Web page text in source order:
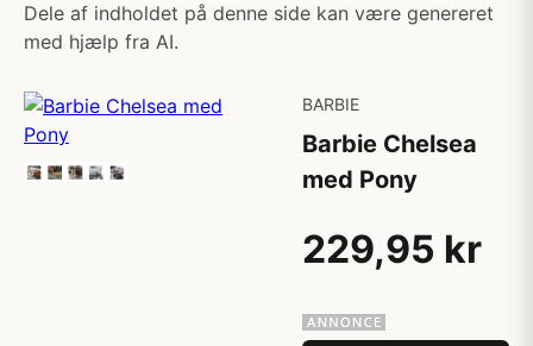
Dele af indholdet på denne side kan være genereret
med hjælp fra AI.
BARBIE
Barbie Chelsea
med Pony
229,95 kr